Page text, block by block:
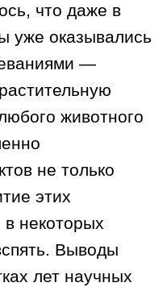
что даже в
уже оказывались
—
животного
не только
этих
некоторых
Выводы
лет научных